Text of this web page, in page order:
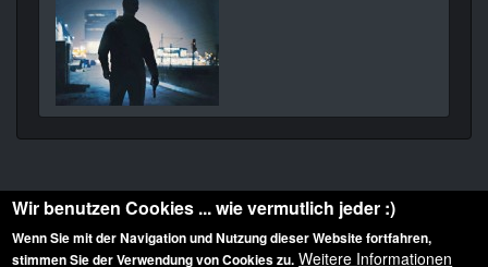
Diese Website ist urheberrechtlich geschützt: © 2010-2026 der Film Noir de. Alle
Wir benutzen Cookies ... wie vermutlich jeder :)
Wenn Sie mit der Navigation und Nutzung dieser Website fortfahren,
stimmen Sie der Verwendung von Cookies zu. Weitere Informationen